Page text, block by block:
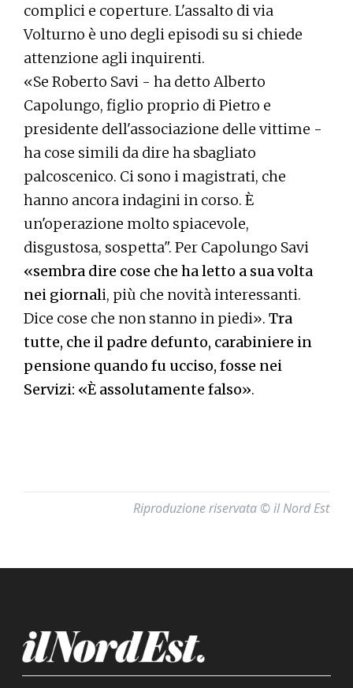
complici e coperture. L'assalto di via
Volturno è uno degli episodi su si chiede
attenzione agli inquirenti.
«Se Roberto Savi - ha detto Alberto
Capolungo, figlio proprio di Pietro e
presidente dell'associazione delle vittime -
ha cose simili da dire ha sbagliato
palcoscenico. Ci sono i magistrati, che
hanno ancora indagini in corso. È
un'operazione molto spiacevole,
disgustosa, sospetta". Per Capolungo Savi
«sembra dire cose che ha letto a sua volta
nei giornali, più che novità interessanti.
Dice cose che non stanno in piedi». Tra
tutte, che il padre defunto, carabiniere in
pensione quando fu ucciso, fosse nei
Servizi: «È assolutamente falso».
Riproduzione riservata © il Nord Est